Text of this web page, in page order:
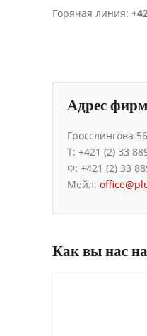
Горячая линия:
Адрес
Гросслингова
T: +421 (2) 33
Ф: +421 (2) 33
Мейл:
Как вы нас